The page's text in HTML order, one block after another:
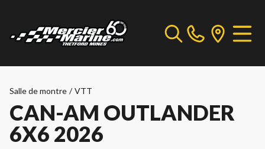
Salle de montre / VTT
CAN-AM OUTLANDER
6X6 2026